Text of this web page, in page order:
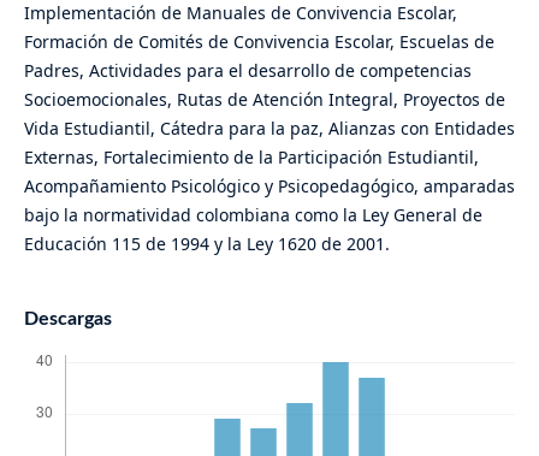
Implementación de Manuales de Convivencia Escolar,
Formación de Comités de Convivencia Escolar, Escuelas de
Padres, Actividades para el desarrollo de competencias
Socioemocionales, Rutas de Atención Integral, Proyectos de
Vida Estudiantil, Cátedra para la paz, Alianzas con Entidades
Externas, Fortalecimiento de la Participación Estudiantil,
Acompañamiento Psicológico y Psicopedagógico, amparadas
bajo la normatividad colombiana como la Ley General de
Educación 115 de 1994 y la Ley 1620 de 2001.
Descargas